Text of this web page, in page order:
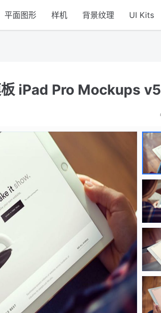
平面图形 样机 背景纹理 UI Kits
iPad Pro Mockups v5